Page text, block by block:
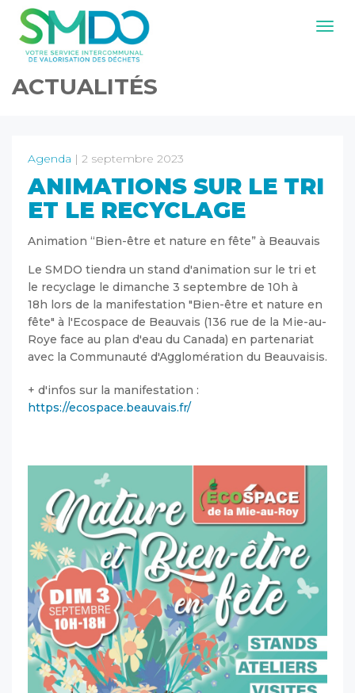
ACTUALITÉS
Agenda | 2 septembre 2023
ANIMATIONS SUR LE TRI
ET LE RECYCLAGE
Animation “Bien-être et nature en fête” à Beauvais
Le SMDO tiendra un stand d'animation sur le tri et
le recyclage le dimanche 3 septembre de 10h à
18h lors de la manifestation "Bien-être et nature en
fête" à l'Ecospace de Beauvais (136 rue de la Mie-au-
Roye face au plan d'eau du Canada) en partenariat
avec la Communauté d'Agglomération du Beauvaisis.
+ d'infos sur la manifestation :
https://ecospace.beauvais.fr/